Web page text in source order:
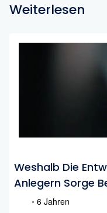
Weiterlesen
Weshalb Die
Anlegern Sorge
• 6 Jahren